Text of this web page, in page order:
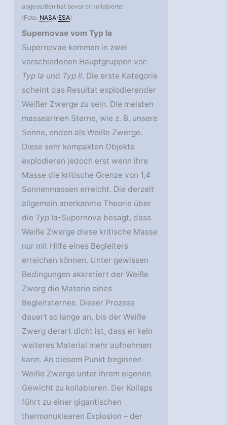
abgestoßen hat bevor er kollabierte.
(Foto: NASA/ESA)
Supernovae vom Typ Ia
Supernovae kommen in zwei
verschiedenen Hauptgruppen vor:
Typ Ia und Typ II. Die erste Kategorie
scheint das Resultat explodierender
Weißer Zwerge zu sein. Die meisten
massearmen Sterne, wie z. B. unsere
Sonne, enden als Weiße Zwerge.
Diese sehr kompakten Objekte
explodieren jedoch erst wenn ihre
Masse die kritische Grenze von 1,4
Sonnenmassen erreicht. Die derzeit
allgemein anerkannte Theorie über
die Typ Ia-Supernova besagt, dass
Weiße Zwerge diese kritische Masse
nur mit Hilfe eines Begleiters
erreichen können. Unter gewissen
Bedingungen akkretiert der Weiße
Zwerg die Materie eines
Begleitsternes. Dieser Prozess
dauert so lange an, bis der Weiße
Zwerg derart dicht ist, dass er kein
weiteres Material mehr aufnehmen
kann. An diesem Punkt beginnen
Weiße Zwerge unter ihrem eigenen
Gewicht zu kollabieren. Der Kollaps
führt zu einer gigantischen
thermonuklearen Explosion – der